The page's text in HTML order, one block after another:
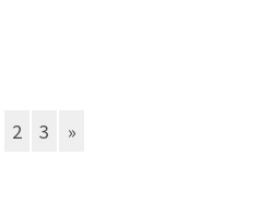
2 3 »